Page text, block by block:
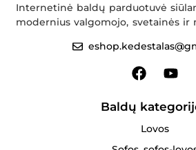
Internetinė baldų parduotuvė
modernius valgomojo, svetainės ir
Baldų
Lovos